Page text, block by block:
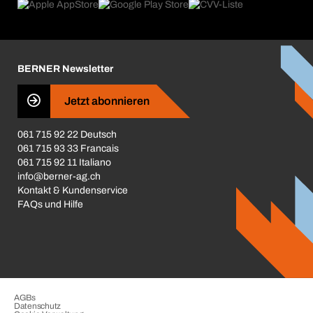
Produktfinder
Was uns antreibt
Business Conduct
BERNER Newsletter
Jetzt abonnieren
061 715 92 22 Deutsch
061 715 93 33 Francais
061 715 92 11 Italiano
info@berner-ag.ch
Kontakt & Kundenservice
FAQs und Hilfe
AGBs
Datenschutz